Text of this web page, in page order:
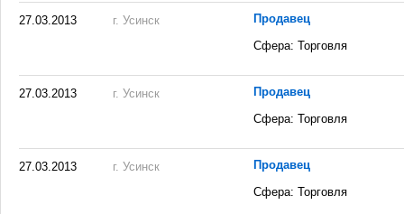
27.03.2013 г. Усинск
Продавец
Сфера: Торговля
27.03.2013 г. Усинск
Продавец
Сфера: Торговля
27.03.2013 г. Усинск
Продавец
Сфера: Торговля